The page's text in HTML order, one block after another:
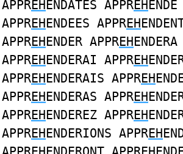
APPREHENDATES APPREH
APPREHENDEES APPREH
APPREHENDER APPREHENDERA
APPREHENDERAI APPREH
APPREHENDERAIS APPREH
APPREHENDERAS APPREH
APPREHENDEREZ APPREH
APPREHENDERIONS APPREH